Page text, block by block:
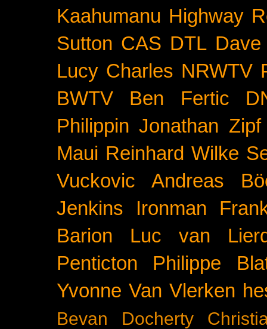
Kaahumanu Highway
Sutton CAS DTL
Lucy Charles NRWTV
BWTV
Ben Fertic
Philippin Jonathan Zipf
Maui Reinhard Wilke
Vuckovic
Andreas
Jenkins
Ironman
Barion
Luc van
Penticton
Philippe
Yvonne Van Vlerken
Bevan Docherty